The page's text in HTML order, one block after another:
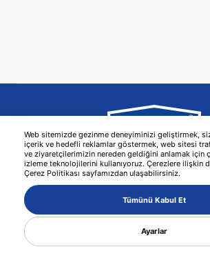
Web sitemizde gezinme deneyiminizi geliştirmek,
içerik ve hedefli reklamlar göstermek, web sitesi
ve ziyaretçilerimizin nereden geldiğini anlamak için
izleme teknolojilerini kullanıyoruz. Çerezlere ilişkin
Çerez Politikası sayfamızdan ulaşabilirsiniz.
Tümünü Kabul Et
Ayarlar
© 2026 KAMA -Веб Дизайн